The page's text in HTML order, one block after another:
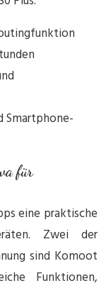
Smartphone-
für
eine praktische
Zwei der
sind Komoot
Funktionen,